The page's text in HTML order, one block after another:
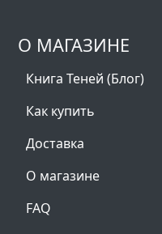
О МАГАЗИНЕ
Книга Теней (Блог)
Как купить
Доставка
О магазине
FAQ